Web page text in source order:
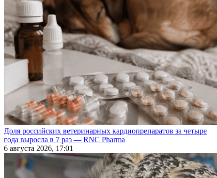
Доля российских ветеринарных кардиопрепаратов за четыре
года выросла в 7 раз — RNC Pharma
6 августа 2026, 17:01